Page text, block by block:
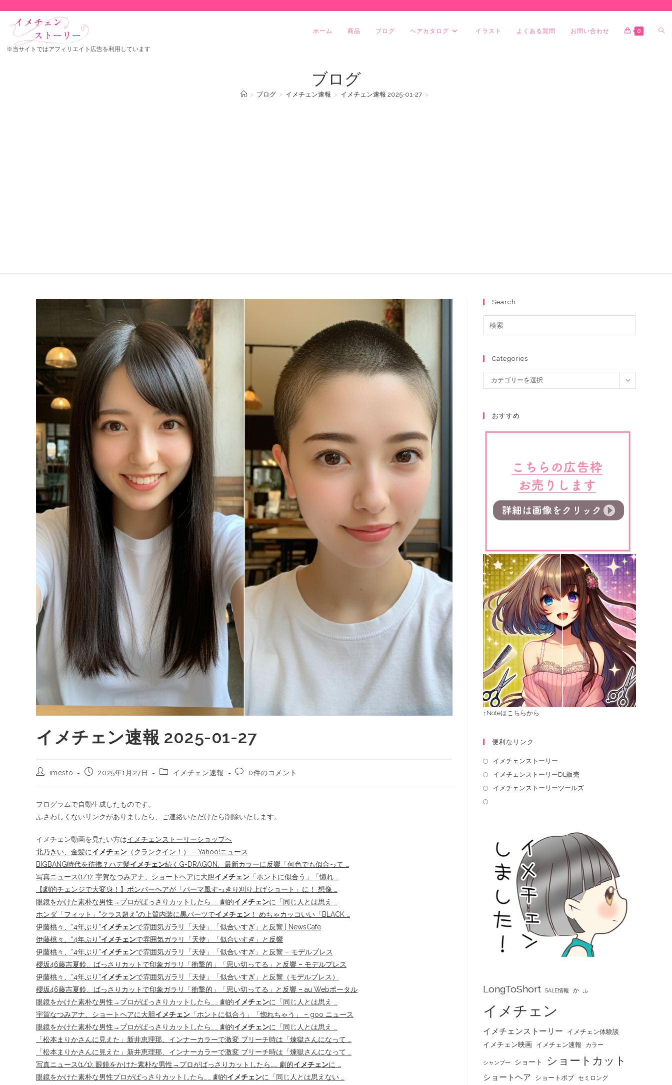
※当サイトではアフィリエイト広告を利用しています
ホーム 商品 ブログ ヘアカタログ イラスト よくある質問 お問い合わせ 0
ブログ
> ブログ > イメチェン速報 > イメチェン速報 2025-01-27 >
イメチェン速報 2025-01-27
imesto 2025年1月27日 イメチェン速報 0件のコメント
プログラムで自動生成したものです。
ふさわしくないリンクがありましたら、ご連絡いただけたら削除いたします。
イメチェン動画を見たい方はイメチェンストーリーショップへ
北乃きい、金髪にイメチェン （クランクイン！） – Yahoo!ニュース
BIGBANG時代を彷彿？ハデ髪イメチェン続くG-DRAGON、最新カラーに反響「何色でも似合って …
写真ニュース(1/1): 宇賀なつみアナ、ショートヘアに大胆イメチェン 「ホントに似合う」「惚れ …
【劇的チェンジで大変身！】ボンバーヘアが「パーマ風すっきり刈り上げショート」に！ 想像 …
眼鏡をかけた素朴な男性→プロがばっさりカットしたら…… 劇的イメチェンに「同じ人とは思え …
ホンダ「フィット」"クラス超え"の上質内装に黒パーツでイメチェン ！ めちゃカッコいい「BLACK …
伊藤桃々、“4年ぶり”イメチェンで雰囲気ガラリ「天使」「似合いすぎ」と反響 | NewsCafe
伊藤桃々、“4年ぶり”イメチェンで雰囲気ガラリ「天使」「似合いすぎ」と反響
伊藤桃々、“4年ぶり”イメチェンで雰囲気ガラリ「天使」「似合いすぎ」と反響 – モデルプレス
櫻坂46藤吉夏鈴、ばっさりカットで印象ガラリ「衝撃的」「思い切ってる」と反響 – モデルプレス
伊藤桃々、“4年ぶり”イメチェンで雰囲気ガラリ「天使」「似合いすぎ」と反響（モデルプレス）
櫻坂46藤吉夏鈴、ばっさりカットで印象ガラリ「衝撃的」「思い切ってる」と反響 – au Webポータル
眼鏡をかけた素朴な男性→プロがばっさりカットしたら…… 劇的イメチェンに「同じ人とは思え …
宇賀なつみアナ、ショートヘアに大胆イメチェン 「ホントに似合う」「惚れちゃう」 – goo ニュース
眼鏡をかけた素朴な男性→プロがばっさりカットしたら…… 劇的イメチェンに「同じ人とは思え …
「松本まりかさんに見えた」新井恵理那、インナーカラーで激変 ブリーチ時は「煉獄さんになって …
「松本まりかさんに見えた」新井恵理那、インナーカラーで激変 ブリーチ時は「煉獄さんになって …
写真ニュース(1/1): 眼鏡をかけた素朴な男性→プロがばっさりカットしたら…… 劇的イメチェンに …
眼鏡をかけた素朴な男性プロがばっさりカットしたら…… 劇的イメチェンに「同じ人とは思えない …
Search
Categories
カテゴリーを選択
おすすめ
↑Noteはこちらから
便利なリンク
イメチェンストーリー
イメチェンストーリーDL販売
イメチェンストーリーツールズ
LongToShort SALE情報 か ふ
イメチェン
イメチェンストーリー イメチェン体験談
イメチェン映画 イメチェン速報 カラー
シャンプー ショート ショートカット
ショートヘア ショートボブ セミロング